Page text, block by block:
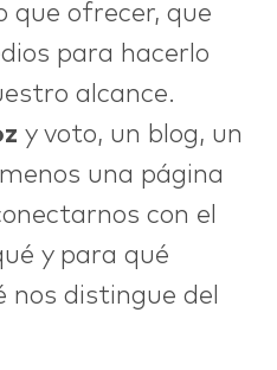
que ofrecer, que
para hacerlo
alcance.
y voto, un blog, un
una página
con el
y para qué
nos distingue del